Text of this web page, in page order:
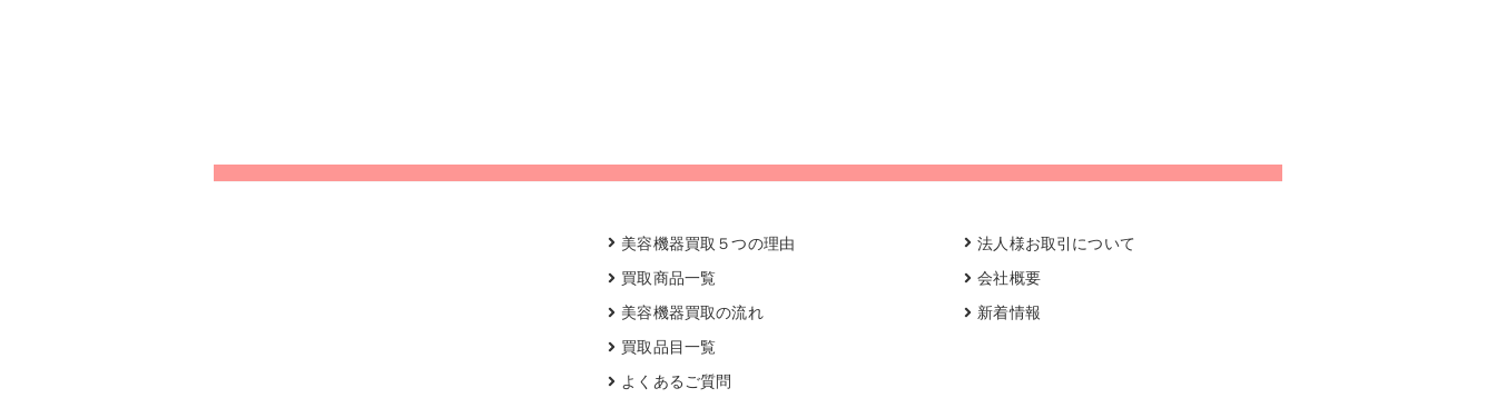
美容機器買取５つの理由
買取商品一覧
美容機器買取の流れ
買取品目一覧
よくあるご質問
法人様お取引について
会社概要
新着情報